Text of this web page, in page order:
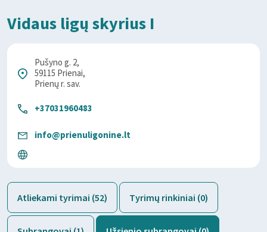
Vidaus ligų skyrius I
Pušyno g. 2,
59115 Prienai,
Prienų r. sav.
+37031960483
info@prienuligonine.lt
Atliekami tyrimai (52) Tyrimų rinkiniai (0)